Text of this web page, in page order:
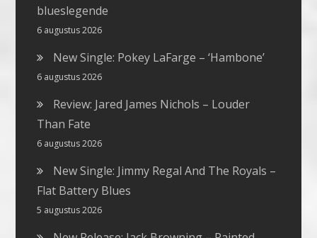
blueslegende
6 augustus 2026
New Single: Pokey LaFarge – ‘Hambone’
6 augustus 2026
Review: Jared James Nichols – Louder
Than Fate
6 augustus 2026
New Single: Jimmy Regal And The Royals –
Flat Battery Blues
5 augustus 2026